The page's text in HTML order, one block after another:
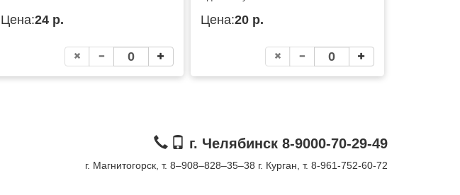
Цена:24 р. Цена:20 р.
г. Челябинск 8-9000-70-29-49
г. Магнитогорск, т. 8–908–828–35–38 г. Курган, т. 8-961-752-60-72